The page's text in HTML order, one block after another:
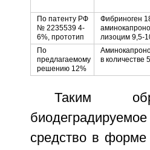
По патенту РФ
№ 2235539 4-
6%, прототип
Фибриноген
лизоцим 9,5-
По
предлагаемому
решению 12%
в количестве
Таким
средство в